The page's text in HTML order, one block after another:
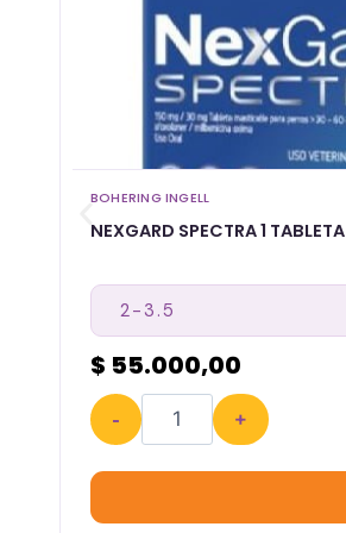
BOHERING INGELL
NEXGARD SPECTRA 1 TABLETA
$ 55.000,00
- +